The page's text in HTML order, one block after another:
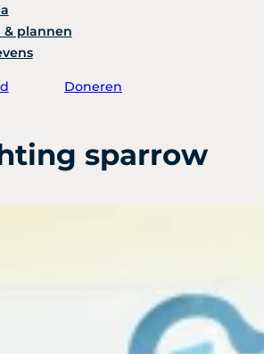
& plannen
Doneren
sparrow